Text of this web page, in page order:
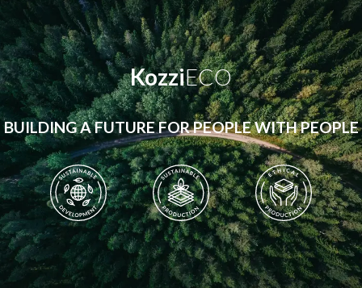
KozziECO
BUILDING A FUTURE FOR PEOPLE WITH PEOPLE